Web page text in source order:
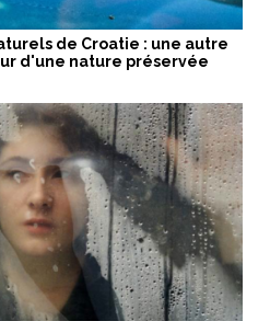
de Croatie : une autre
d'une nature préservée